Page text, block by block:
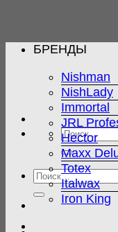
Искать:
Искать:
БРЕНДЫ
Nishman
NishLady
Immortal
JRL
Hector
Maxx
Totex
Italwax
Iron King